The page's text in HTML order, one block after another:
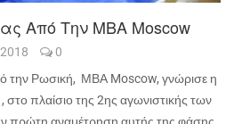
Από Την ΜΒΑ Moscow
0
την Ρωσική, ΜΒΑ Moscow, γνώρισε η
στο πλαίσιο της 2ης αγωνιστικής των